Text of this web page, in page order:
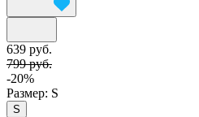
639 руб.
799 руб.
-20%
Размер: S
S